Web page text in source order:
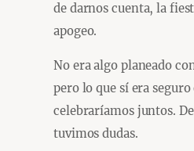
de darnos cuenta, la
apogeo.
No era algo planeado
pero lo que sí era seguro
celebraríamos juntos.
tuvimos dudas.